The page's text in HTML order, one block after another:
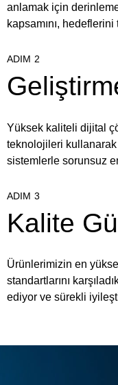
anlamak için
kapsamını, hedeflerini
ADIM 2
Yüksek kaliteli dijital
teknolojileri
sistemlerle sorunsuz
ADIM 3
Kalite
Ürünlerimizin en
standartlarını
ediyor ve sürekli